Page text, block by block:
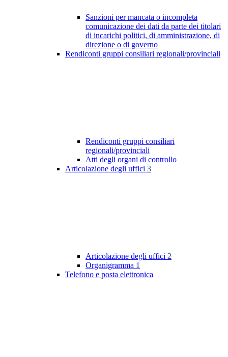
Sanzioni per mancata o incompleta
comunicazione dei dati da parte dei titolari
di incarichi politici, di amministrazione, di
direzione o di governo
Rendiconti gruppi consiliari regionali/provinciali
Rendiconti gruppi consiliari
regionali/provinciali
Atti degli organi di controllo
Articolazione degli uffici 3
Articolazione degli uffici 2
Organigramma 1
Telefono e posta elettronica